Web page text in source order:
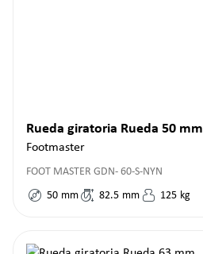
Rueda giratoria Rueda 50 mm
Footmaster
FOOT MASTER GDN- 60-S-NYN
50 mm 82.5 mm 125 kg